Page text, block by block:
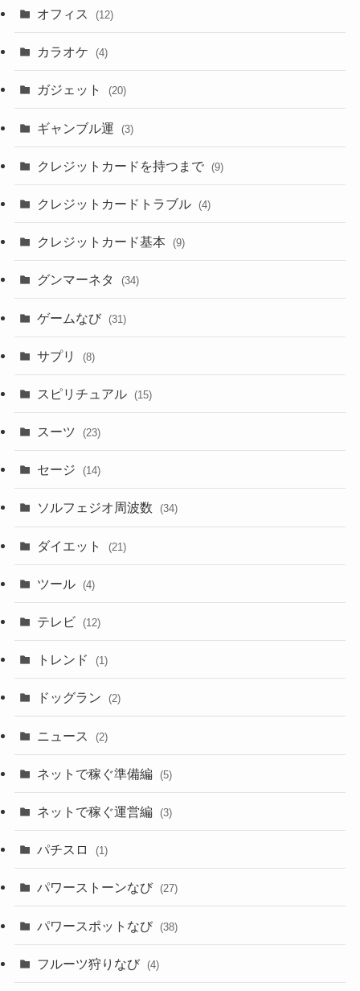
オフィス (12)
カラオケ (4)
ガジェット (20)
ギャンブル運 (3)
クレジットカードを持つまで (9)
クレジットカードトラブル (4)
クレジットカード基本 (9)
グンマーネタ (34)
ゲームなび (31)
サプリ (8)
スピリチュアル (15)
スーツ (23)
セージ (14)
ソルフェジオ周波数 (34)
ダイエット (21)
ツール (4)
テレビ (12)
トレンド (1)
ドッグラン (2)
ニュース (2)
ネットで稼ぐ準備編 (5)
ネットで稼ぐ運営編 (3)
パチスロ (1)
パワーストーンなび (27)
パワースポットなび (38)
フルーツ狩りなび (4)